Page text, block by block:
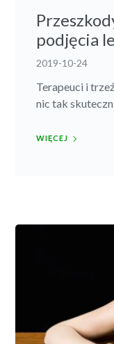
podjęcia
2019-10-24
Terapeuci i
nic tak
WIĘCEJ